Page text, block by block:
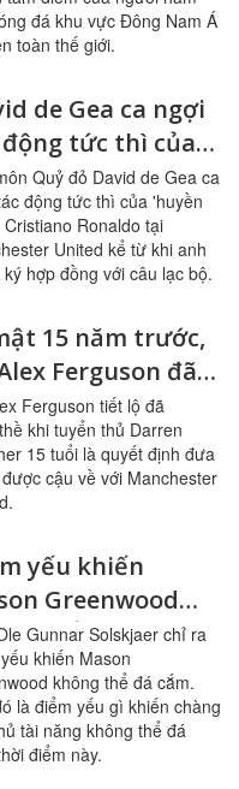
đá khu vực Đông Nam Á
toàn thế giới.
de Gea ca ngợi
tức thì của
thoại'
Ronaldo tại
United
Quỷ đỏ David de Gea ca
động tức thì của 'huyền
Ronaldo tại
United kể từ khi anh
hợp đồng với câu lạc bộ.
15 năm trước,
Ferguson đã
được Darren
khi ấy 15 tuổi
United
Ferguson tiết lộ đã
khi tuyển thủ Darren
15 tuổi là quyết định đưa
cậu về với Manchester
yếu khiến
Greenwood
thể đá cắm là
Gunnar Solskjaer chỉ ra
khiến Mason
không thể đá cắm.
là điểm yếu gì khiến chàng
tài năng không thể đá
điểm này.